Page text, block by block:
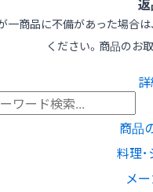
一商品に不備があった場合
ください。商品のお
商品
料理･
メ